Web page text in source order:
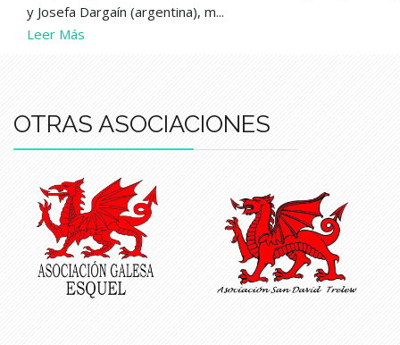
y Josefa Dargaín (argentina), m...
Leer Más
OTRAS ASOCIACIONES